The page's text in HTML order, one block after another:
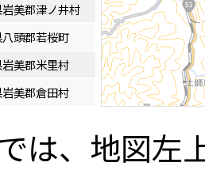
美郡津ノ井村
頭郡若桜町
美郡米里村
美郡倉田村
は、地図左